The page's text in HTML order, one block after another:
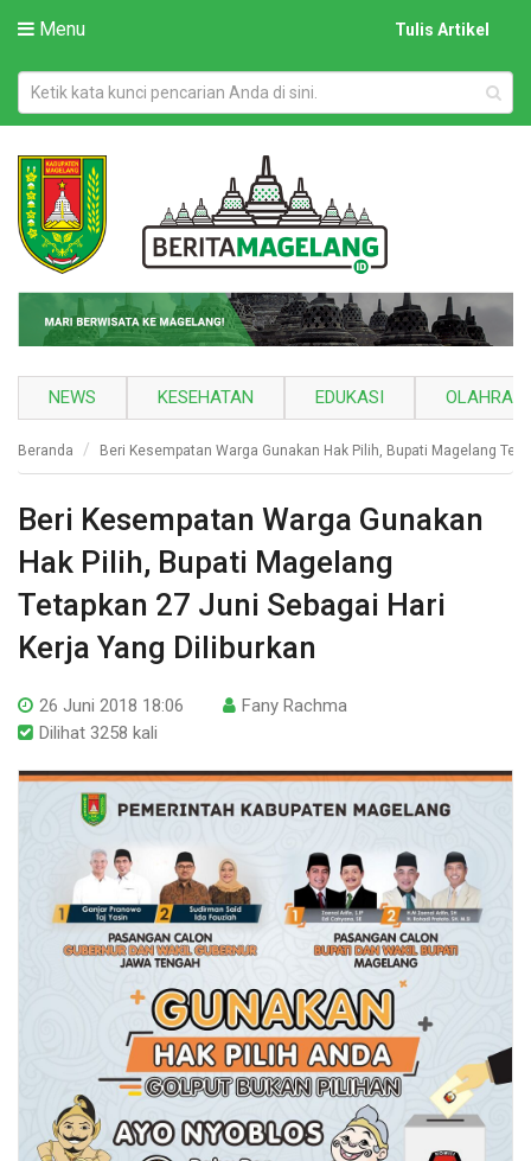
Menu Tulis Artikel
NEWS KESEHATAN EDUKASI
Beranda Beri Kesempatan Warga Gunakan Hak Pilih, Bupati Magelang
Beri Kesempatan Warga Gunakan
Hak Pilih, Bupati Magelang
Tetapkan 27 Juni Sebagai Hari
Kerja Yang Diliburkan
26 Juni 2018 18:06
Fany Rachma
Dilihat 3258 kali